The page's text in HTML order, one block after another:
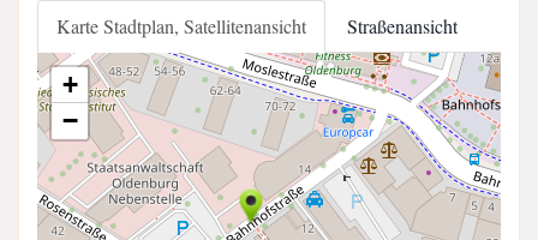
Karte Stadtplan, Satellitenansicht Straßenansicht
+
−